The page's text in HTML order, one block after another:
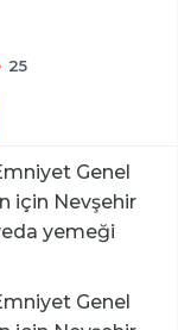
25
Genel
için Nevşehir
yemeği
Genel